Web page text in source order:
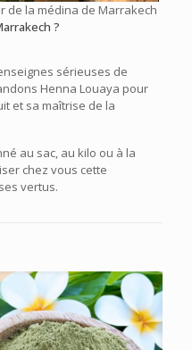
de la médina de Marrakech
?
sérieuses de
Henna Louaya pour
et sa maîtrise de la
au sac, au kilo ou à la
chez vous cette
vertus.